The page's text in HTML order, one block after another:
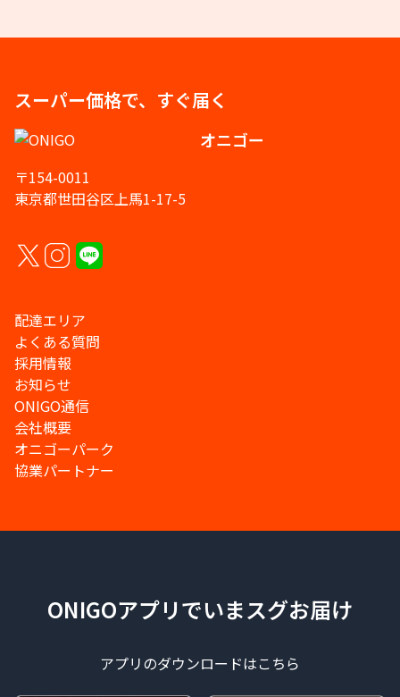
スーパー価格で、すぐ届く
オニゴー
〒154-0011
東京都世田谷区上馬1-17-5
配達エリア
よくある質問
採用情報
お知らせ
ONIGO通信
会社概要
オニゴーパーク
協業パートナー
ONIGOアプリでいまスグお届け
アプリのダウンロードはこちら